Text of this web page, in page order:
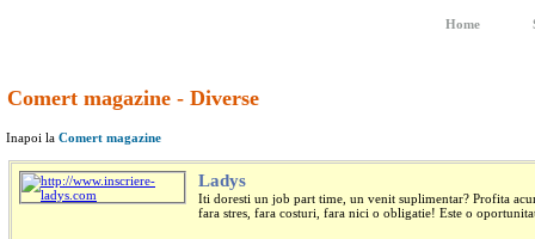
Home
Comert magazine - Diverse
Inapoi la Comert magazine
Ladys
Iti doresti un job part time, un venit suplimentar? Profita
fara stres, fara costuri, fara nici o obligatie! Este o